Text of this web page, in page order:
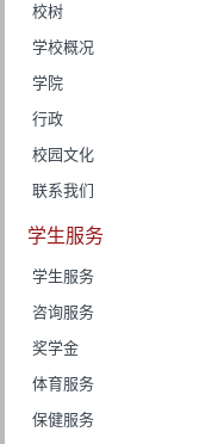
校树
学校概况
学院
行政
校园文化
联系我们
学生服务
学生服务
咨询服务
奖学金
体育服务
保健服务